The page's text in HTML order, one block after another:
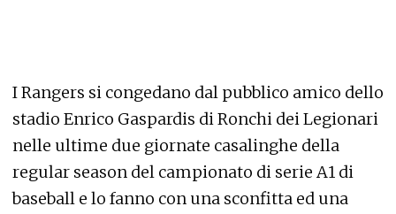
I Rangers si congedano dal pubblico amico dello
stadio Enrico Gaspardis di Ronchi dei Legionari
nelle ultime due giornate casalinghe della
regular season del campionato di serie A1 di
baseball e lo fanno con una sconfitta ed una